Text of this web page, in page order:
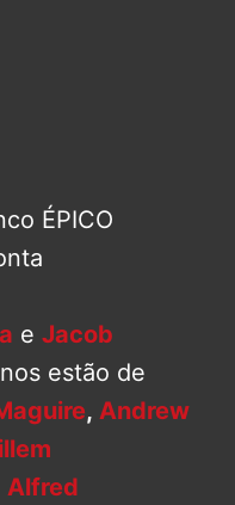
ÉPICO
e Jacob
estão de
, Andrew
Alfred